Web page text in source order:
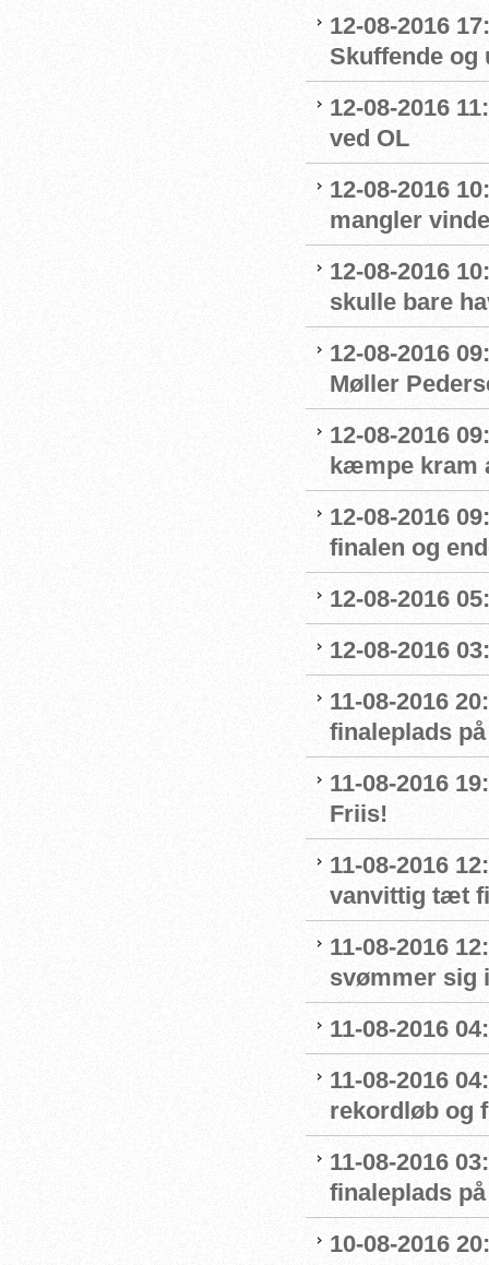
12-08-2016
Skuffende
12-08-2016
ved OL
12-08-2016
mangler
12-08-2016
skulle bare
12-08-2016
Møller
12-08-2016
kæmpe kram
12-08-2016
finalen og
12-08-2016
12-08-2016
11-08-2016
finaleplads
11-08-2016
Friis!
11-08-2016
vanvittig tæt
11-08-2016
svømmer sig
11-08-2016
11-08-2016
rekordløb og
11-08-2016
finaleplads
10-08-2016